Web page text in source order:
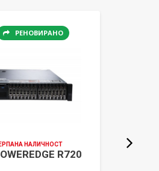
РЕНОВИРАНО
НАЛИЧНОСТ
R720